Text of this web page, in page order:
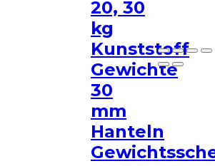
20, 30
kg
Kunststoff
Gewichte
30
mm
Hanteln